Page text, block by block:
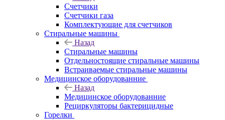
Счетчики
Счетчики газа
Комплектующие для счетчиков
Стиральные машины
Назад
Стиральные машины
Отдельностоящие стиральные машины
Встраиваемые стиральные машины
Медицинское оборудованние
Назад
Медицинское оборудованние
Рециркуляторы бактерицидные
Горелки